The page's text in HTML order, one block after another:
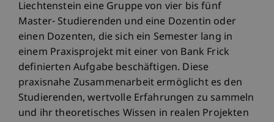
Liechtenstein eine Gruppe von vier bis fünf
Master- Studierenden und eine Dozentin oder
einen Dozenten, die sich ein Semester lang in
einem Praxisprojekt mit einer von Bank Frick
definierten Aufgabe beschäftigen. Diese
praxisnahe Zusammenarbeit ermöglicht es den
Studierenden, wertvolle Erfahrungen zu sammeln
und ihr theoretisches Wissen in realen Projekten